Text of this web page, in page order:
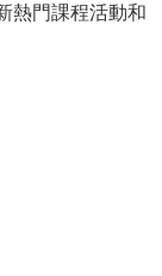
熱門課程活動和